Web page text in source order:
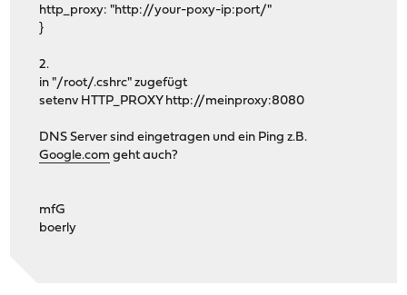
http_proxy: "http://your-poxy-ip:port/"
}
2.
in "/root/.cshrc" zugefügt
setenv HTTP_PROXY http://meinproxy:8080
DNS Server sind eingetragen und ein Ping z.B.
Google.com geht auch?
mfG
boerly